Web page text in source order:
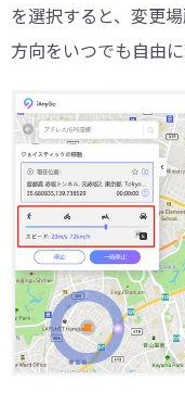
を選択すると、変更
方向をいつでも自由に